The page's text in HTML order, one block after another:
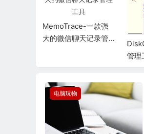
MemoTrace-一款强
大的微信聊天记录管
管理
电脑玩物